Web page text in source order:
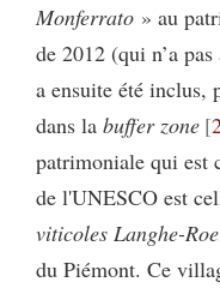
Monferrato » au
de 2012 (qui n’a
a ensuite été inclus,
dans la buffer zone
patrimoniale qui est
de l'UNESCO est
viticoles Langhe-
du Piémont. Ce